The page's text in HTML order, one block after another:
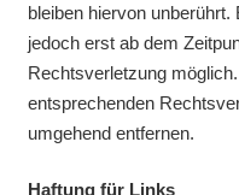
bleiben hiervon
jedoch erst ab dem
Rechtsverletzung
entsprechenden
umgehend entfernen.
Haftung für Links